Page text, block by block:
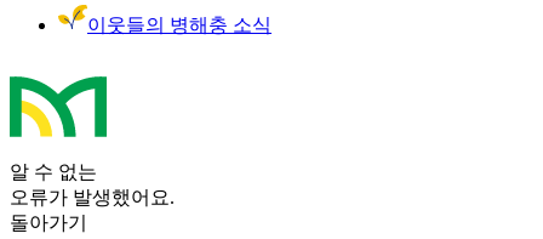
이웃들의 병해충 소식
알 수 없는
오류가 발생했어요.
돌아가기